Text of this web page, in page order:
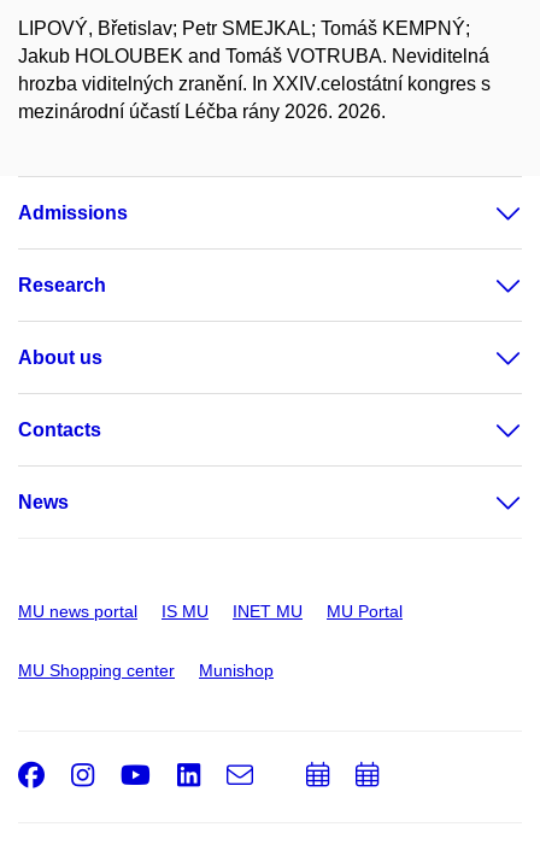
LIPOVÝ, Břetislav; Petr SMEJKAL; Tomáš KEMPNÝ;
Jakub HOLOUBEK and Tomáš VOTRUBA. Neviditelná
hrozba viditelných zranění. In XXIV.celostátní kongres s
mezinárodní účastí Léčba rány 2026. 2026.
Admissions
Research
About us
Contacts
News
MU news portal IS MU INET MU MU Portal
MU Shopping center Munishop
Facebook
Instagram
Youtube
LinkedIn
e-
AddAdd